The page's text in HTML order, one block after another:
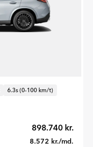
6.3s (0-100 km/t)
898.740 kr.
8.572 kr./md.